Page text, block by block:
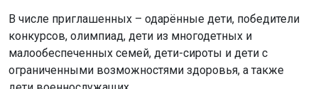
В числе приглашенных – одарённые дети, победители
конкурсов, олимпиад, дети из многодетных и
малообеспеченных семей, дети-сироты и дети с
ограниченными возможностями здоровья, а также